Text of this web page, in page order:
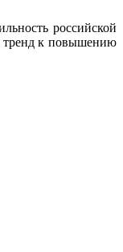
российской
тренд к повышению